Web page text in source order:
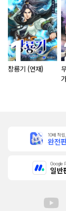
창룡기 (연재)
10배 적립
완전
Google
일반